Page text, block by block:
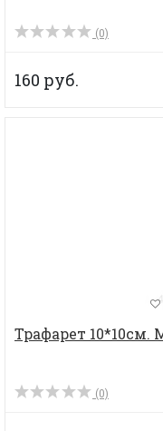
(0)
160 руб.
Трафарет 10*10см.
(0)